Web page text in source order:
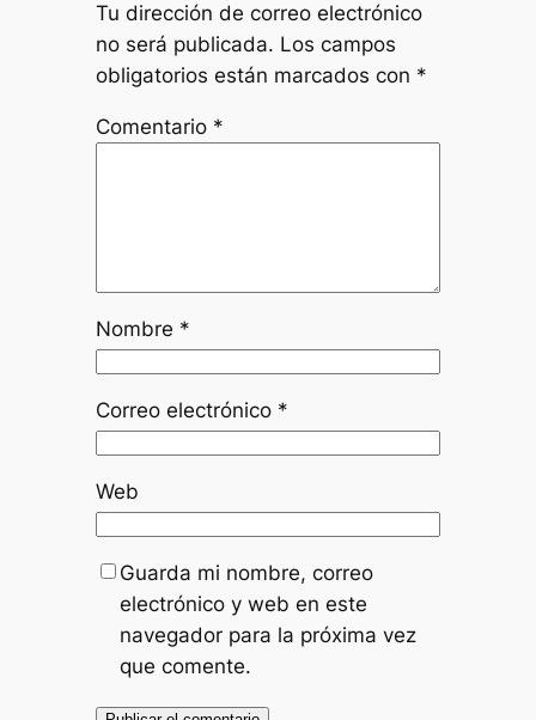
Tu dirección de correo electrónico
no será publicada. Los campos
obligatorios están marcados con *
Comentario *
Nombre *
Correo electrónico *
Web
Guarda mi nombre, correo
electrónico y web en este
navegador para la próxima vez
que comente.